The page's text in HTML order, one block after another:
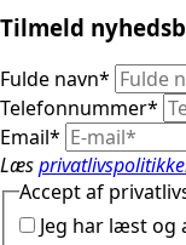
Tilmeld
Fulde navn*
Telefonnummer*
Email*
Læs
Accept af
Jeg har læst og